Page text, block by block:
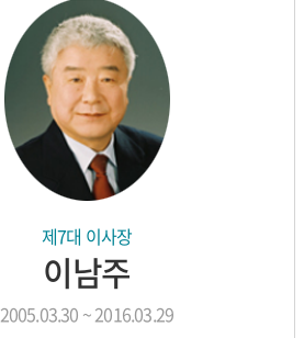
제7대 이사장
이남주
2005.03.30 ~ 2016.03.29